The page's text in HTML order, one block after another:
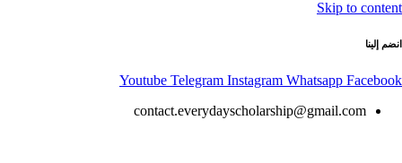
Skip to content
انضم إلينا
Youtube Telegram Instagram Whatsapp Facebook
contact.everydayscholarship@gmail.com